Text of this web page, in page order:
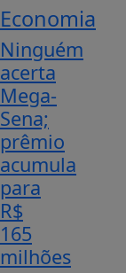
Economia
Ninguém
acerta
Mega-
Sena;
prêmio
acumula
para
R$
165
milhões